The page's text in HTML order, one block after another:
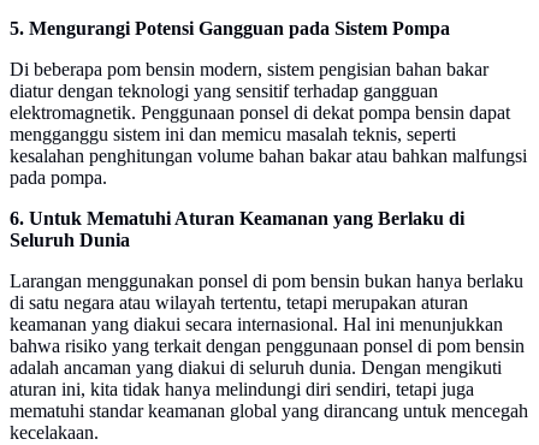
5. Mengurangi Potensi Gangguan pada Sistem Pompa
Di beberapa pom bensin modern, sistem pengisian bahan bakar
diatur dengan teknologi yang sensitif terhadap gangguan
elektromagnetik. Penggunaan ponsel di dekat pompa bensin dapat
mengganggu sistem ini dan memicu masalah teknis, seperti
kesalahan penghitungan volume bahan bakar atau bahkan malfungsi
pada pompa.
6. Untuk Mematuhi Aturan Keamanan yang Berlaku di
Seluruh Dunia
Larangan menggunakan ponsel di pom bensin bukan hanya berlaku
di satu negara atau wilayah tertentu, tetapi merupakan aturan
keamanan yang diakui secara internasional. Hal ini menunjukkan
bahwa risiko yang terkait dengan penggunaan ponsel di pom bensin
adalah ancaman yang diakui di seluruh dunia. Dengan mengikuti
aturan ini, kita tidak hanya melindungi diri sendiri, tetapi juga
mematuhi standar keamanan global yang dirancang untuk mencegah
kecelakaan.